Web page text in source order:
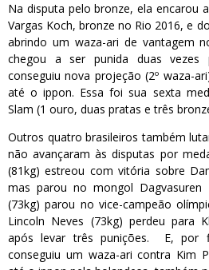
Na disputa pelo bronze, ela encarou
Vargas Koch, bronze no Rio 2016, e
abrindo um waza-ari de vantagem
chegou a ser punida duas vezes
conseguiu nova projeção (2º waza-
até o ippon. Essa foi sua sexta
Slam (1 ouro, duas pratas e três
Outros quatro brasileiros também
não avançaram às disputas por
(81kg) estreou com vitória sobre
mas parou no mongol
(73kg) parou no vice-campeão
Lincoln Neves (73kg) perdeu para
após levar três punições. E, por
conseguiu um waza-ari contra Kim